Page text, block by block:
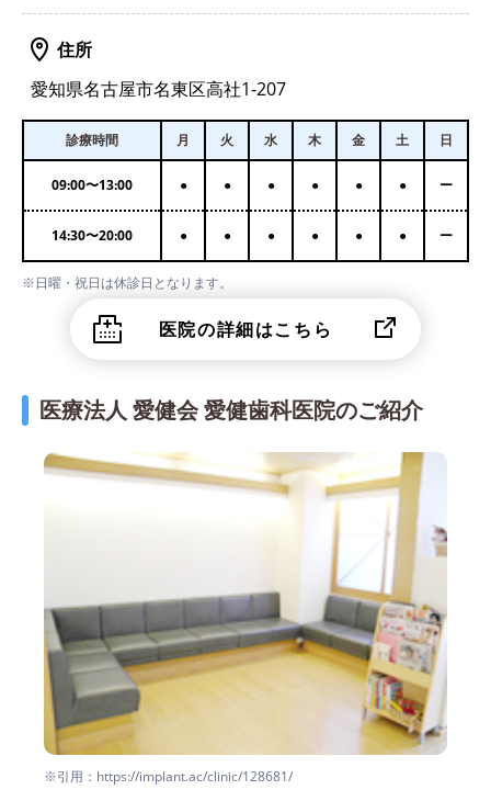
住所
愛知県名古屋市名東区高社1-207
診療時間 月 火 水 木 金 土 日
09:00〜13:00 ● ● ● ● ● ● ー
14:30〜20:00 ● ● ● ● ● ● ー
※日曜・祝日は休診日となります。
医院の詳細はこちら
医療法人 愛健会 愛健歯科医院のご紹介
※引用：https://implant.ac/clinic/128681/